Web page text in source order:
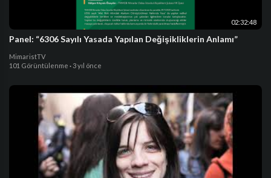
02:32:48
Panel: “6306 Sayılı Yasada Yapılan Değişikliklerin Anlamı”
MimaristTV
101 Görüntülenme · 3 yıl önce